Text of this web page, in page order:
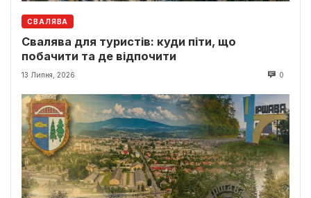
СВАЛЯВА
Свалява для туристів: куди піти, що
побачити та де відпочити
13 Липня, 2026 0